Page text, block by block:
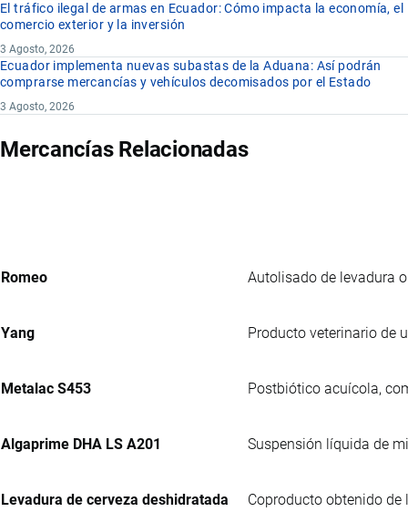
El tráfico ilegal de armas en Ecuador: Cómo impacta la economía, el
comercio exterior y la inversión
3 Agosto, 2026
Ecuador implementa nuevas subastas de la Aduana: Así podrán
comprarse mercancías y vehículos decomisados por el Estado
3 Agosto, 2026
Mercancías Relacionadas
Romeo Autolisado de levadura
Yang Producto veterinario de
Metalac S453 Postbiótico acuícola,
Algaprime DHA LS A201 Suspensión líquida de
Levadura de cerveza deshidratada Coproducto obtenido de